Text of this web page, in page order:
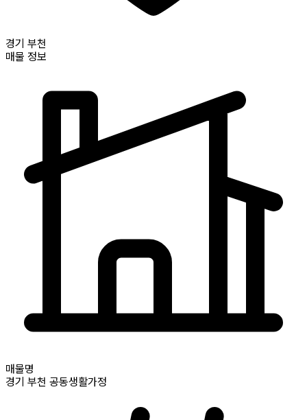
경기 부천
매물 정보
매물명
경기 부천 공동생활가정